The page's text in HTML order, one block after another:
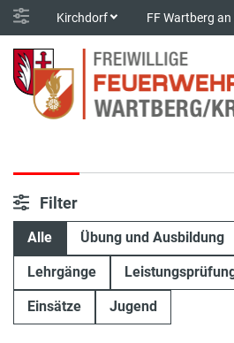
Kirchdorf FF Wartberg
Filter
Alle Übung und Ausbildung
Lehrgänge
Einsätze Jugend